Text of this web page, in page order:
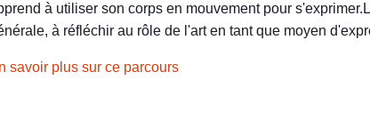
à utiliser son corps en mouvement pour
à réfléchir au rôle de l'art en tant que moyen
savoir plus sur ce parcours